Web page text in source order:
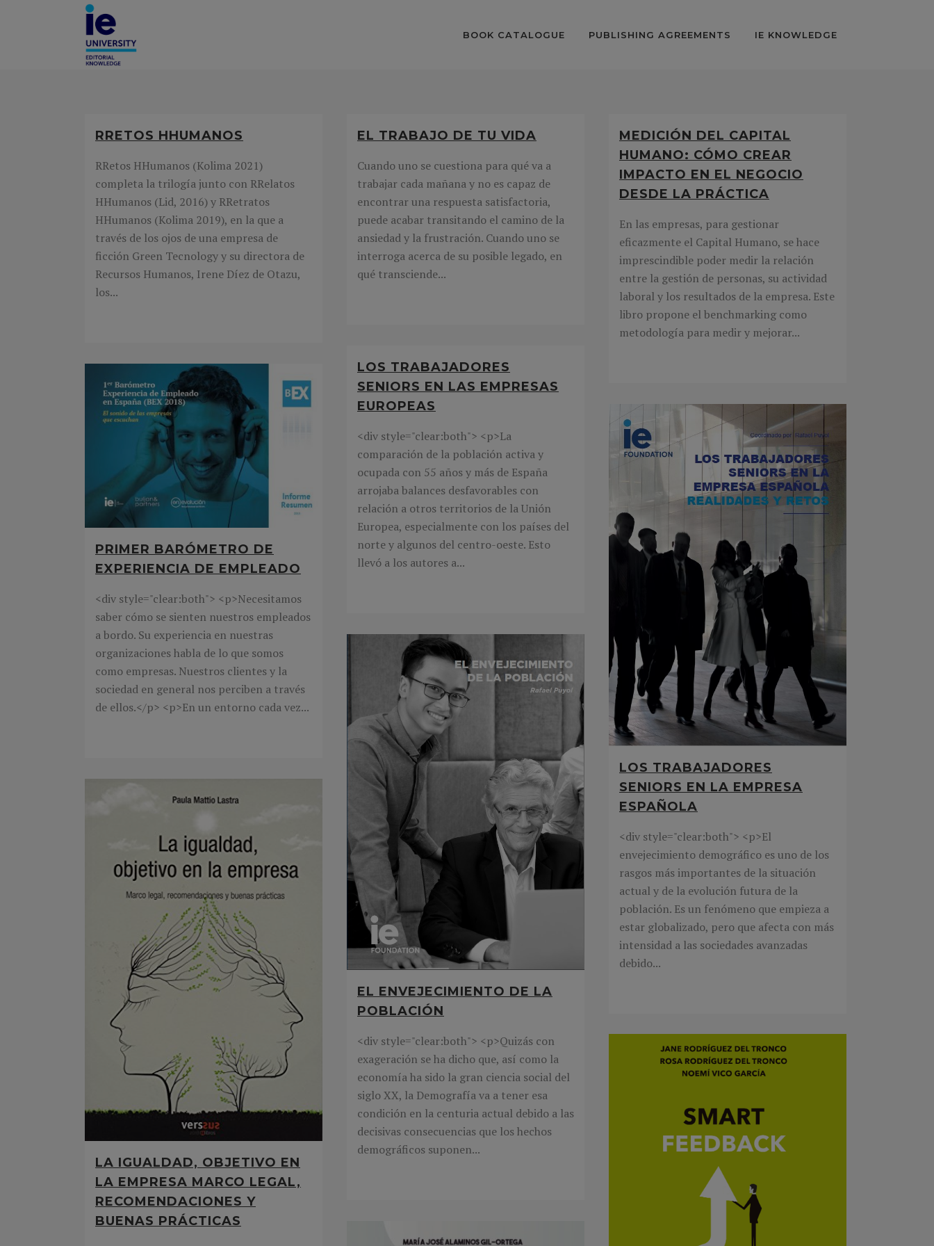
BOOK CATALOGUE PUBLISHING AGREEMENTS IE KNOWLEDGE
RRETOS HHUMANOS
RRetos HHumanos (Kolima 2021)
completa la trilogía junto con RRelatos
HHumanos (Lid, 2016) y RRetratos
HHumanos (Kolima 2019), en la que a
través de los ojos de una empresa de
ficción Green Tecnology y su directora de
Recursos Humanos, Irene Díez de Otazu,
los...
EL TRABAJO DE TU VIDA
Cuando uno se cuestiona para qué va a
trabajar cada mañana y no es capaz de
encontrar una respuesta satisfactoria,
puede acabar transitando el camino de la
ansiedad y la frustración. Cuando uno se
interroga acerca de su posible legado, en
qué transciende...
MEDICIÓN DEL CAPITAL
HUMANO: CÓMO CREAR
IMPACTO EN EL NEGOCIO
DESDE LA PRÁCTICA
En las empresas, para gestionar
eficazmente el Capital Humano, se hace
imprescindible poder medir la relación
entre la gestión de personas, su actividad
laboral y los resultados de la empresa. Este
libro propone el benchmarking como
metodología para medir y mejorar...
LOS TRABAJADORES
SENIORS EN LAS EMPRESAS
EUROPEAS
<div style="clear:both"> <p>La
comparación de la población activa y
ocupada con 55 años y más de España
arrojaba balances desfavorables con
relación a otros territorios de la Unión
Europea, especialmente con los países del
norte y algunos del centro-oeste. Esto
llevó a los autores a...
PRIMER BARÓMETRO DE
EXPERIENCIA DE EMPLEADO
<div style="clear:both"> <p>Necesitamos
saber cómo se sienten nuestros empleados
a bordo. Su experiencia en nuestras
organizaciones habla de lo que somos
como empresas. Nuestros clientes y la
sociedad en general nos perciben a través
de ellos.</p> <p>En un entorno cada vez...
LOS TRABAJADORES
SENIORS EN LA EMPRESA
ESPAÑOLA
<div style="clear:both"> <p>El
envejecimiento demográfico es uno de los
rasgos más importantes de la situación
actual y de la evolución futura de la
población. Es un fenómeno que empieza a
estar globalizado, pero que afecta con más
intensidad a las sociedades avanzadas
debido...
EL ENVEJECIMIENTO DE LA
POBLACIÓN
<div style="clear:both"> <p>Quizás con
exageración se ha dicho que, así como la
economía ha sido la gran ciencia social del
siglo XX, la Demografía va a tener esa
condición en la centuria actual debido a las
decisivas consecuencias que los hechos
demográficos suponen...
LA IGUALDAD, OBJETIVO EN
LA EMPRESA MARCO LEGAL,
RECOMENDACIONES Y
BUENAS PRÁCTICAS